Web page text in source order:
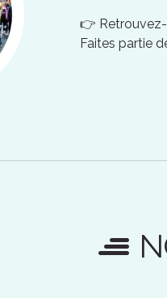
👉
Faites partie